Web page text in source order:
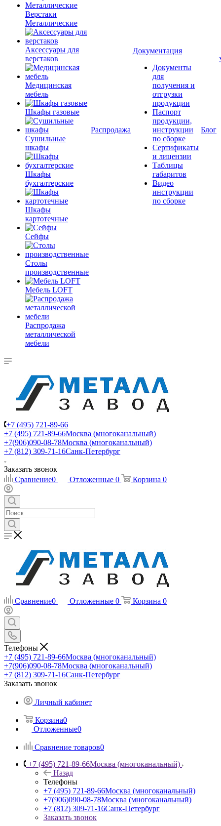
Верстаки
Металлические
Аксессуары для
верстаков
Медицинская
мебель
Шкафы газовые
Сушильные
шкафы
Шкафы
бухгалтерские
Шкафы
картотечные
Сейфы
Столы
производственные
Мебель LOFT
Распродажа
металлической
мебели
Распродажа
Документация
Документы
для
получения и
отгрузки
продукции
Паспорт
продукции,
инструкции
по сборке
Сертификаты
и лицензии
Таблицы
габаритов
Видео
инструкции
по сборке
Блог
+7 (495) 721-89-66
+7 (495) 721-89-66Москва (многоканальный)
+7(906)090-08-78Москва (многоканальный)
+7 (812) 309-71-16Санк-Петербург
Заказать звонок
Сравнение0 Отложенные 0 Корзина 0
Сравнение0 Отложенные 0 Корзина 0
Телефоны
+7 (495) 721-89-66Москва (многоканальный)
+7(906)090-08-78Москва (многоканальный)
+7 (812) 309-71-16Санк-Петербург
Заказать звонок
Личный кабинет
Корзина0
Отложенные0
Сравнение товаров0
+7 (495) 721-89-66Москва (многоканальный)
Назад
Телефоны
+7 (495) 721-89-66Москва (многоканальный)
+7(906)090-08-78Москва (многоканальный)
+7 (812) 309-71-16Санк-Петербург
Заказать звонок